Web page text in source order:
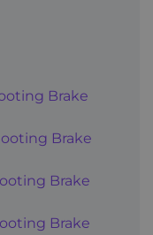
Brake
Brake
Brake
Brake